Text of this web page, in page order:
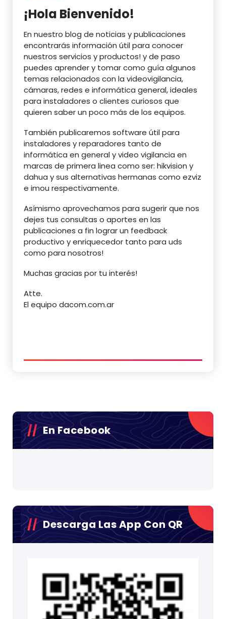
¡Hola Bienvenido!
En nuestro blog de noticias y publicaciones
encontrarás información útil para conocer
nuestros servicios y productos! y de paso
puedes aprender y tomar como guía algunos
temas relacionados con la videovigilancia,
cámaras, redes e informática general, ideales
para instaladores o clientes curiosos que
quieren saber un poco más de los equipos.
También publicaremos software útil para
instaladores y reparadores tanto de
informática en general y video vigilancia en
marcas de primera linea como ser: hikvision y
dahua y sus alternativas hermanas como ezviz
e imou respectivamente.
Asímismo aprovechamos para sugerir que nos
dejes tus consultas o aportes en las
publicaciones a fin lograr un feedback
productivo y enriquecedor tanto para uds
como para nosotros!
Muchas gracias por tu interés!
Atte.
El equipo dacom.com.ar
En Facebook
Descarga Las App Con QR